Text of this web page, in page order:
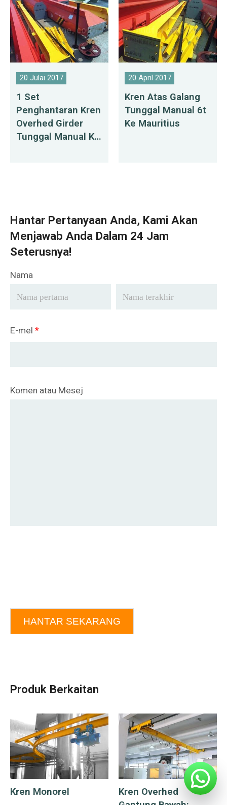
20 Julai 2017
1 Set
Penghantaran Kren
Overhed Girder
Tunggal Manual Ke
20 April 2017
Kren Atas Galang
Tunggal Manual 6t
Ke Mauritius
Hantar Pertanyaan Anda, Kami Akan
Menjawab Anda Dalam 24 Jam
Seterusnya!
Nama
E-mel *
Komen atau Mesej
HANTAR SEKARANG
Produk Berkaitan
Kren Monorel
Kren Overhed